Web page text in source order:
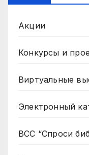
Акции
Конкурсы и
Виртуальные
Электронный
ВСС “Спроси